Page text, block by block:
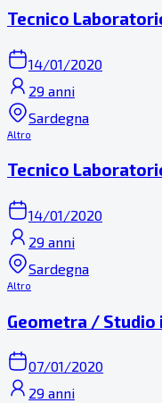
Tecnico
14/01/2020
29 anni
Sardegna
Altro
Tecnico
14/01/2020
29 anni
Sardegna
Altro
Geometra / Studio
07/01/2020
29 anni